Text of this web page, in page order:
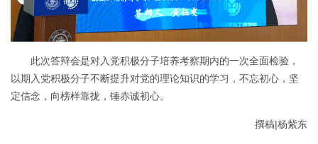
此次答辩会是对入党积极分子培养考察期内的一次全面检验，
以期入党积极分子不断提升对党的理论知识的学习，不忘初心，坚
定信念，向榜样靠拢，锤赤诚初心。
撰稿|杨紫东